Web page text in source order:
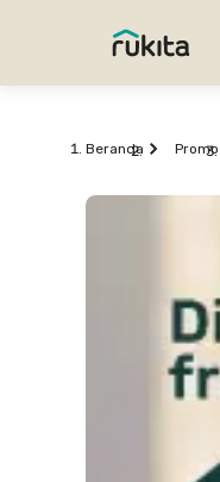
Beranda Promo